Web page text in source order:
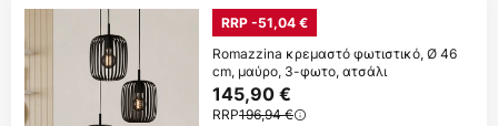
RRP -51,04 €
Romazzina κρεμαστό φωτιστικό, Ø 46
cm, μαύρο, 3-φωτο, ατσάλι
145,90 €
RRP196,94 €